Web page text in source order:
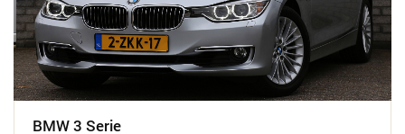
BMW 3 Serie